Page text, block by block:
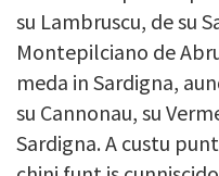
su Lambruscu, de su
Montepilciano de
meda in Sardigna,
su Cannonau, su
Sardigna. A custu